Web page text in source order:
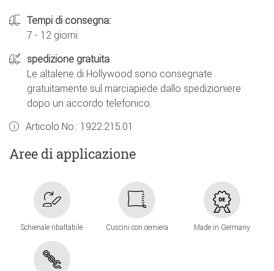
Tempi di consegna:
7 - 12 giorni
spedizione gratuita
Le altalene di Hollywood sono consegnate
gratuitamente sul marciapiede dallo spedizioniere
dopo un accordo telefonico.
Articolo No.: 1922.215.01
Aree di applicazione
Schienale ribaltabile Cuscini con cerniera Made in Germany